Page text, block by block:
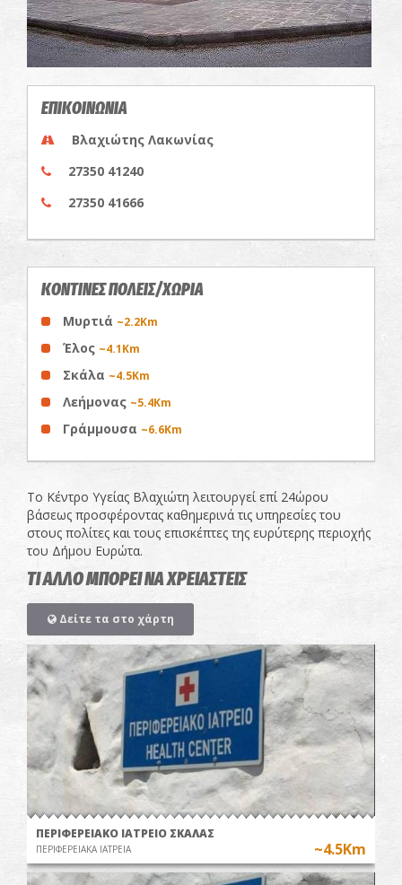
ΕΠΙΚΟΙΝΩΝΙΑ
Βλαχιώτης Λακωνίας
27350 41240
27350 41666
ΚΟΝΤΙΝΕΣ ΠΟΛΕΙΣ/ΧΩΡΙΑ
Μυρτιά ~2.2Km
Έλος ~4.1Km
Σκάλα ~4.5Km
Λεήμονας ~5.4Km
Γράμμουσα ~6.6Km
Το Κέντρο Υγείας Βλαχιώτη λειτουργεί επί 24ώρου
βάσεως προσφέροντας καθημερινά τις υπηρεσίες του
στους πολίτες και τους επισκέπτες της ευρύτερης περιοχής
του Δήμου Ευρώτα.
ΤΙ ΑΛΛΟ ΜΠΟΡΕΙ ΝΑ ΧΡΕΙΑΣΤΕΙΣ
Δείτε τα στο χάρτη
ΠΕΡΙΦΕΡΕΙΑΚΟ ΙΑΤΡΕΙΟ ΣΚΑΛΑΣ
ΠΕΡΙΦΕΡΕΙΑΚΑ ΙΑΤΡΕΙΑ ~4.5Km